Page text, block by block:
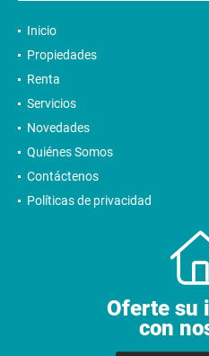
Inicio
Propiedades
Renta
Servicios
Novedades
Quiénes Somos
Contáctenos
Políticas de privacidad
Oferte su
con